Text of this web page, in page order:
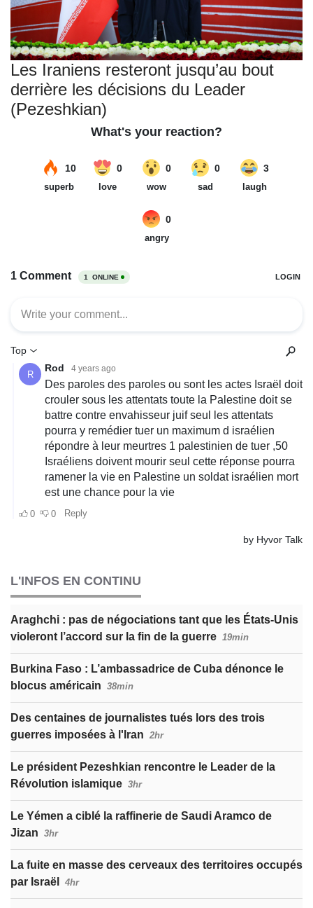
Les Iraniens resteront jusqu’au bout
derrière les décisions du Leader
(Pezeshkian)
L'INFOS EN CONTINU
Araghchi : pas de négociations tant que les États-Unis
violeront l’accord sur la fin de la guerre 19min
Burkina Faso : L’ambassadrice de Cuba dénonce le
blocus américain 38min
Des centaines de journalistes tués lors des trois
guerres imposées à l'Iran 2hr
Le président Pezeshkian rencontre le Leader de la
Révolution islamique 3hr
Le Yémen a ciblé la raffinerie de Saudi Aramco de
Jizan 3hr
La fuite en masse des cerveaux des territoires occupés
par Israël
4hr